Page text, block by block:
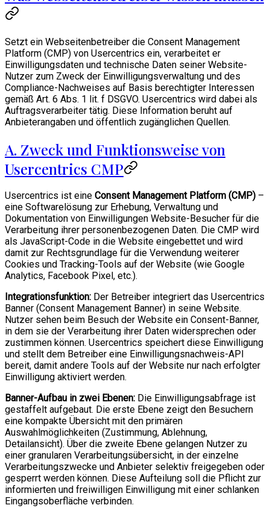
Setzt ein Webseitenbetreiber die Consent Management
Platform (CMP) von Usercentrics ein, verarbeitet er
Einwilligungsdaten und technische Daten seiner Website-
Nutzer zum Zweck der Einwilligungsverwaltung und des
Compliance-Nachweises auf Basis berechtigter Interessen
gemäß Art. 6 Abs. 1 lit. f DSGVO. Usercentrics wird dabei als
Auftragsverarbeiter tätig. Diese Information beruht auf
Anbieterangaben und öffentlich zugänglichen Quellen.
A. Zweck und Funktionsweise von
Usercentrics CMP
Usercentrics ist eine Consent Management Platform (CMP) –
eine Softwarelösung zur Erhebung, Verwaltung und
Dokumentation von Einwilligungen Website-Besucher für die
Verarbeitung ihrer personenbezogenen Daten. Die CMP wird
als JavaScript-Code in die Website eingebettet und wird
damit zur Rechtsgrundlage für die Verwendung weiterer
Cookies und Tracking-Tools auf der Website (wie Google
Analytics, Facebook Pixel, etc.).
Integrationsfunktion: Der Betreiber integriert das Usercentrics
Banner (Consent Management Banner) in seine Website.
Nutzer sehen beim Besuch der Website ein Consent-Banner,
in dem sie der Verarbeitung ihrer Daten widersprechen oder
zustimmen können. Usercentrics speichert diese Einwilligung
und stellt dem Betreiber eine Einwilligungsnachweis-API
bereit, damit andere Tools auf der Website nur nach erfolgter
Einwilligung aktiviert werden.
Banner-Aufbau in zwei Ebenen: Die Einwilligungsabfrage ist
gestaffelt aufgebaut. Die erste Ebene zeigt den Besuchern
eine kompakte Übersicht mit den primären
Auswahlmöglichkeiten (Zustimmung, Ablehnung,
Detailansicht). Über die zweite Ebene gelangen Nutzer zu
einer granularen Verarbeitungsübersicht, in der einzelne
Verarbeitungszwecke und Anbieter selektiv freigegeben oder
gesperrt werden können. Diese Aufteilung soll die Pflicht zur
informierten und freiwilligen Einwilligung mit einer schlanken
Eingangsoberfläche verbinden.